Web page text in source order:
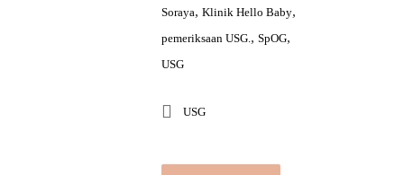
Soraya, Klinik Hello Baby,
pemeriksaan USG., SpOG,
USG
USG